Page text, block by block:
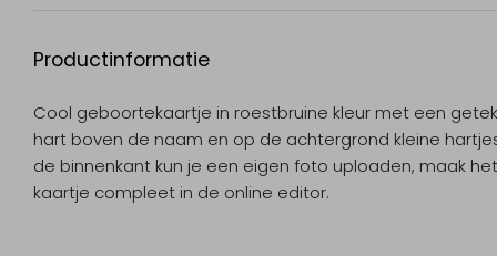
Productinformatie
Cool geboortekaartje in roestbruine kleur met een
hart boven de naam en op de achtergrond kleine
de binnenkant kun je een eigen foto uploaden, maak het
kaartje compleet in de online editor.